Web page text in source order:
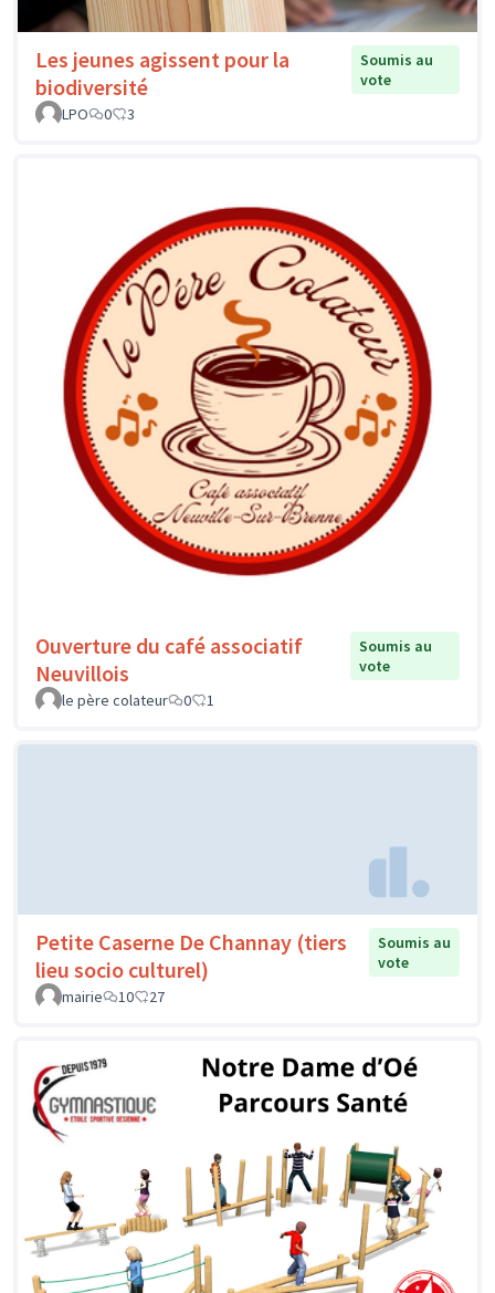
Les jeunes agissent pour la
biodiversité
Soumis au
vote
LPO
0 3
Ouverture du café associatif
Neuvillois
Soumis au
vote
le père colateur
0 1
Petite Caserne De Channay (tiers
lieu socio culturel)
Soumis au
vote
mairie
10 27